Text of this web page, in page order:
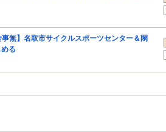
無】名取市サイクルスポーツセンター＆閖
る